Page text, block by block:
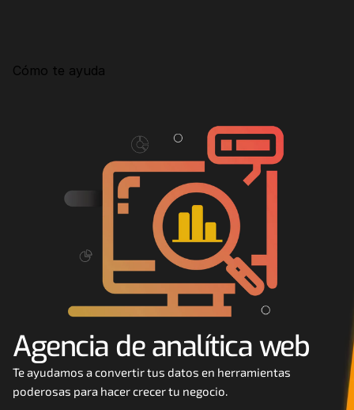
Facebook Ads
Desarrollo Web
Email marketing
Careers
Cómo te ayuda
Agencia de analítica web
Te ayudamos a convertir tus datos en herramientas
poderosas para hacer crecer tu negocio.